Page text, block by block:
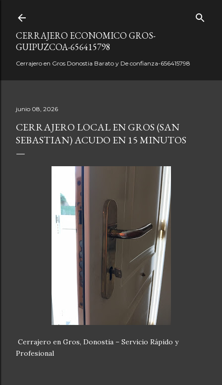
CERRAJERO ECONOMICO GROS-
GUIPUZCOA-656415798
Cerrajero en Gros Donostia Barato y De confianza-656415798
junio 08, 2026
CERRAJERO LOCAL EN GROS (SAN
SEBASTIAN) ACUDO EN 15 MINUTOS
Cerrajero en Gros, Donostia – Servicio Rápido y
Profesional